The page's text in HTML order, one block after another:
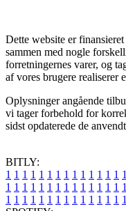
Dette website er
sammen med nogle
forretningernes varer, og
af vores brugere realiserer
Oplysninger angående
vi tager forbehold for
sidst opdaterede de
BITLY:
1 1 1 1 1 1 1 1 1 1 1 1 1 1 1
1 1 1 1 1 1 1 1 1 1 1 1 1 1 1
1 1 1 1 1 1 1 1 1 1 1 1 1 1 1